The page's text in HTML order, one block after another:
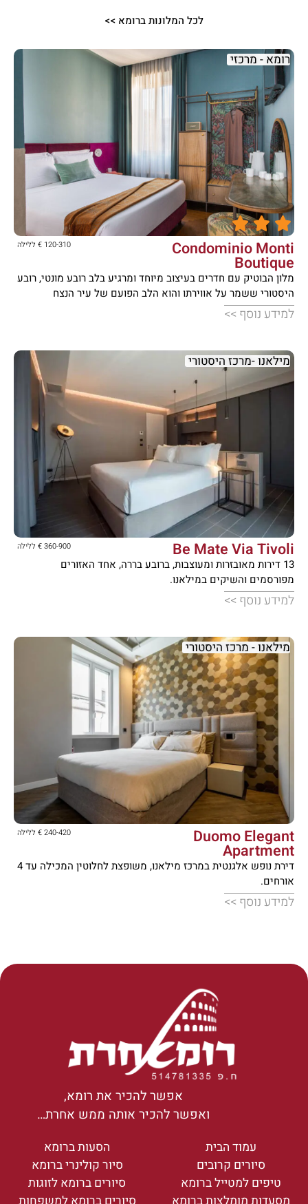
לכל המלונות ברומא >>





Condominio Monti
Boutique
120-310 € ללילה
מלון הבוטיק עם חדרים בעיצוב מיוחד ומרגיע בלב רובע מונטי, רובע
היסטורי ששמר על אווירתו והוא הלב הפועם של עיר הנצח
למידע נוסף >>
רומא - מרכזי





Be Mate Via Tivoli 360-900 € ללילה
13 דירות מאובזרות ומעוצבות, ברובע בררה, אחד האזורים
מפורסמים והשיקים במילאנו.
למידע נוסף >>
מילאנו -מרכז היסטורי




Duomo Elegant
Apartment
240-420 € ללילה
דירת נופש אלגנטית במרכז מילאנו, משופצת לחלוטין המכילה עד 4
אורחים.
למידע נוסף >>
מילאנו - מרכז היסטורי
אפשר להכיר את רומא,
ואפשר להכיר אותה ממש אחרת…
עמוד הבית
סיורים קרובים
טיפים למטייל ברומא
הסעות ברומא
סיור קולינרי ברומא
סיורים ברומא לזוגות